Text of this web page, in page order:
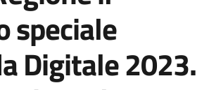
speciale
Digitale 2023.